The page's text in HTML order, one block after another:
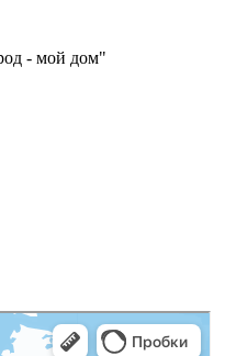
- мой дом"